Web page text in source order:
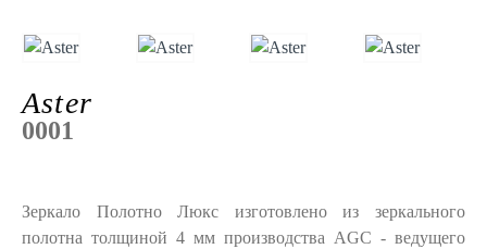
Aster
Зеркало Полотно Люкс изготовлено из зеркального
полотна толщиной 4 мм производства AGC - ведущего
0001